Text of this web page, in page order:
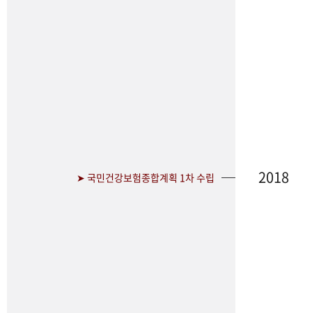
➤ 국민건강보험종합계획 1차 수립 2018